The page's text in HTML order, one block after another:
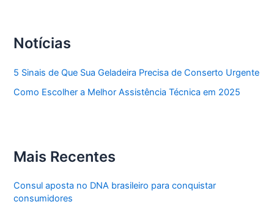
Notícias
5 Sinais de Que Sua Geladeira Precisa de Conserto Urgente
Como Escolher a Melhor Assistência Técnica em 2025
Mais Recentes
Consul aposta no DNA brasileiro para conquistar
consumidores